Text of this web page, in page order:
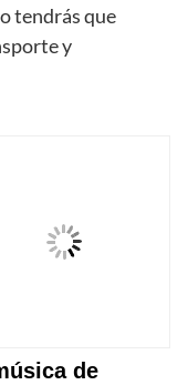
tendrás que
y
de